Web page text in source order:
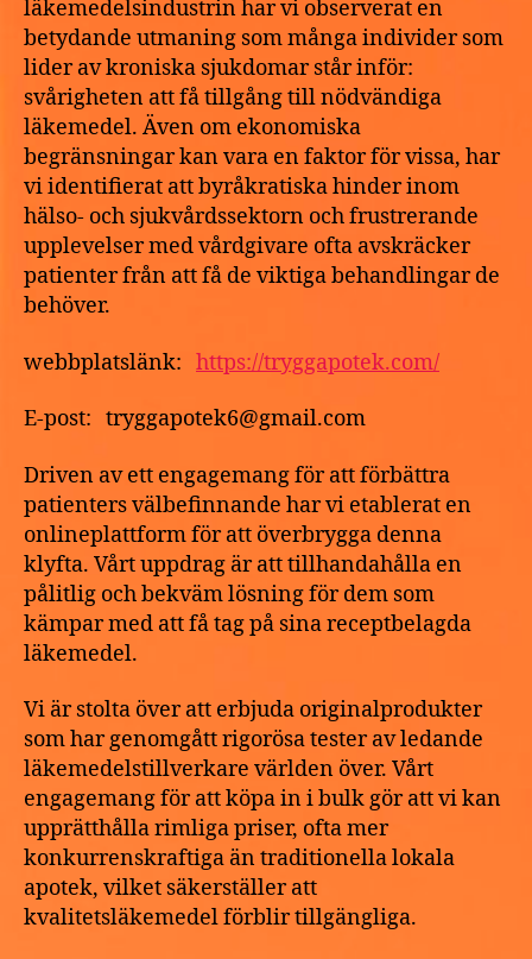
läkemedelsindustrin har vi observerat en
betydande utmaning som många individer som
lider av kroniska sjukdomar står inför:
svårigheten att få tillgång till nödvändiga
läkemedel. Även om ekonomiska
begränsningar kan vara en faktor för vissa, har
vi identifierat att byråkratiska hinder inom
hälso- och sjukvårdssektorn och frustrerande
upplevelser med vårdgivare ofta avskräcker
patienter från att få de viktiga behandlingar de
behöver.
webbplatslänk: https://tryggapotek.com/
E-post: tryggapotek6@gmail.com
Driven av ett engagemang för att förbättra
patienters välbefinnande har vi etablerat en
onlineplattform för att överbrygga denna
klyfta. Vårt uppdrag är att tillhandahålla en
pålitlig och bekväm lösning för dem som
kämpar med att få tag på sina receptbelagda
läkemedel.
Vi är stolta över att erbjuda originalprodukter
som har genomgått rigorösa tester av ledande
läkemedelstillverkare världen över. Vårt
engagemang för att köpa in i bulk gör att vi kan
upprätthålla rimliga priser, ofta mer
konkurrenskraftiga än traditionella lokala
apotek, vilket säkerställer att
kvalitetsläkemedel förblir tillgängliga.